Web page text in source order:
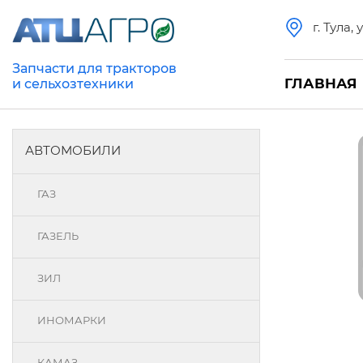
Запчасти для тракторов
и сельхозтехники
г. Тула,
ГЛАВНАЯ
АВТОМОБИЛИ
ГАЗ
ГАЗЕЛЬ
ЗИЛ
ИНОМАРКИ